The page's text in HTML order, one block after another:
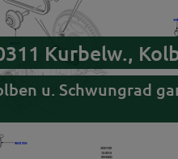
Kurbelw.,
u. Schwungrad